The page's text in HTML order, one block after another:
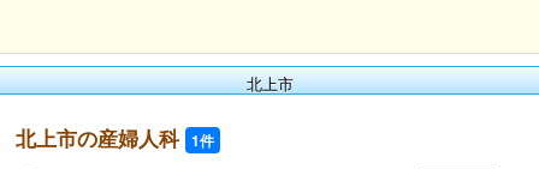
北上市
北上市の産婦人科 1件